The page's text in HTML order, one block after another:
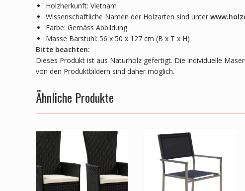
Holzherkunft: Vietnam
Wissenschaftliche Namen der Holzarten sind unter
Farbe: Gemäss Abbildung
Masse Barstuhl: 56 x 50 x 127 cm (B x T x H)
Bitte beachten:
Dieses Produkt ist aus Naturholz gefertigt. Die individuelle
von den Produktbildern sind daher möglich.
Ähnliche Produkte